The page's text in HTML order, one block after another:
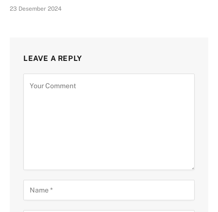
23 Desember 2024
LEAVE A REPLY